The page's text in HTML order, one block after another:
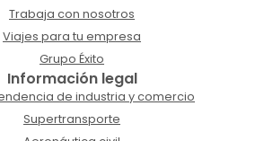
Trabaja con nosotros
Viajes para tu empresa
Grupo Éxito
Información legal
de industria y comercio
Supertransporte